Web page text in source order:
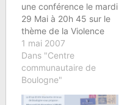
une conférence le mardi
29 Mai à 20h 45 sur le
thème de la Violence
des Images, à la
télévision et au cinéma
notamment.Elie EBIDIA
est titulaire d'un CAPES
1 mai 2007
Dans "Centre
communautaire de
Boulogne"